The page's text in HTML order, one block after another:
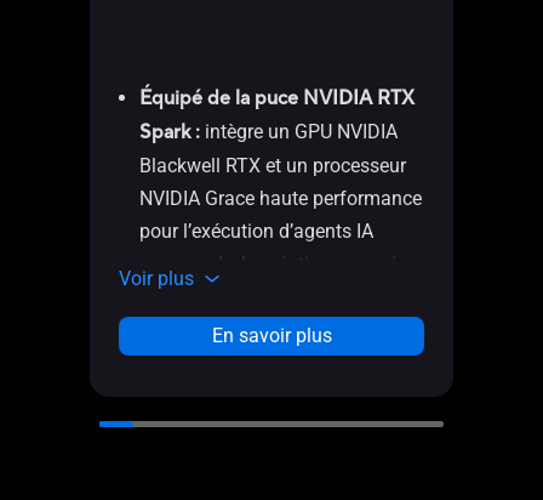
Équipé de la puce NVIDIA RTX
Spark : intègre un GPU NVIDIA
Blackwell RTX et un processeur
NVIDIA Grace haute performance
pour l’exécution d’agents IA
personnels, la création avancée
Conception thermique d’élite :
sophistiqué garantissant une
stabilité durable et à toute
Voir plus
En savoir plus